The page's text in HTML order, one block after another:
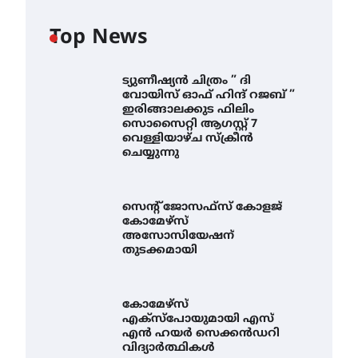
Top News
ട്യുണീഷ്യൻ ചിത്രം ” ദി
വോയിസ് ഓഫ് ഹിന്ദ് റജബ് ”
ഇരിങ്ങാലക്കുട ഫിലിം
സൊസൈറ്റി ആഗസ്റ്റ് 7
വെള്ളിയാഴ്ച സ്‌ക്രീൻ
ചെയ്യുന്നു
സെന്റ് ജോസഫ്സ് കോളജ്
കോമേഴ്‌സ്
അസോസിയേഷന്
തുടക്കമായി
കോമേഴ്സ്
എക്സ്പോയുമായി എസ്
എൻ ഹയർ സെക്കൻഡറി
വിദ്യാർത്ഥികൾ